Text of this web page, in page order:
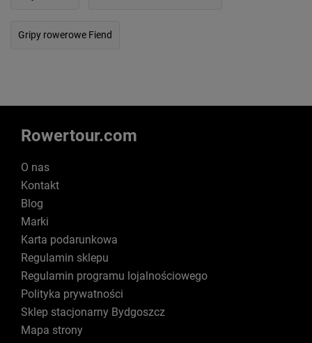
Gripy rowerowe Fiend
Rowertour.com
O nas
Kontakt
Blog
Marki
Karta podarunkowa
Regulamin sklepu
Regulamin programu lojalnościowego
Polityka prywatności
Sklep stacjonarny Bydgoszcz
Mapa strony